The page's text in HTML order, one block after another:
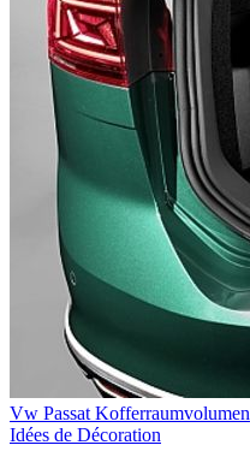
Vw Passat Kofferraumvolumen
Idées de Décoration